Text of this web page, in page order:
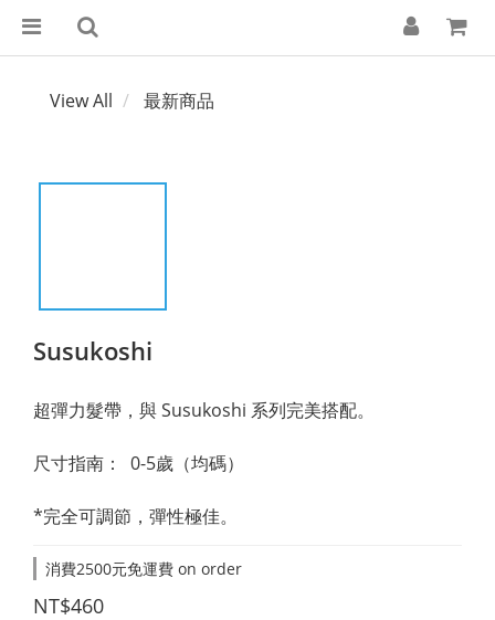
View All 最新商品
Susukoshi
超彈力髮帶，與 Susukoshi 系列完美搭配。
尺寸指南：  0-5歲（均碼）
*完全可調節，彈性極佳。
消費2500元免運費 on order
NT$460